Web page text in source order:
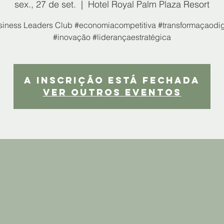
sex., 27 de set.
  |
Hotel Royal Palm Plaza Resort
Leaders Club #economiacompetitiva
#inovação #liderançaestratégica
A inscrição está fechada
Ver outros eventos